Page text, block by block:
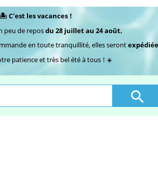
🏝️ C’est les vacances !
peu de reposdu 28 juillet au 24 août.
en toute tranquillité, elles seront
patience et très bel été à tous ! ☀️
